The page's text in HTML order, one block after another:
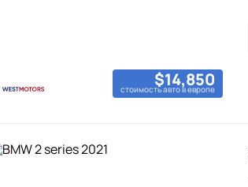
$14,850
стоимость авто в европе